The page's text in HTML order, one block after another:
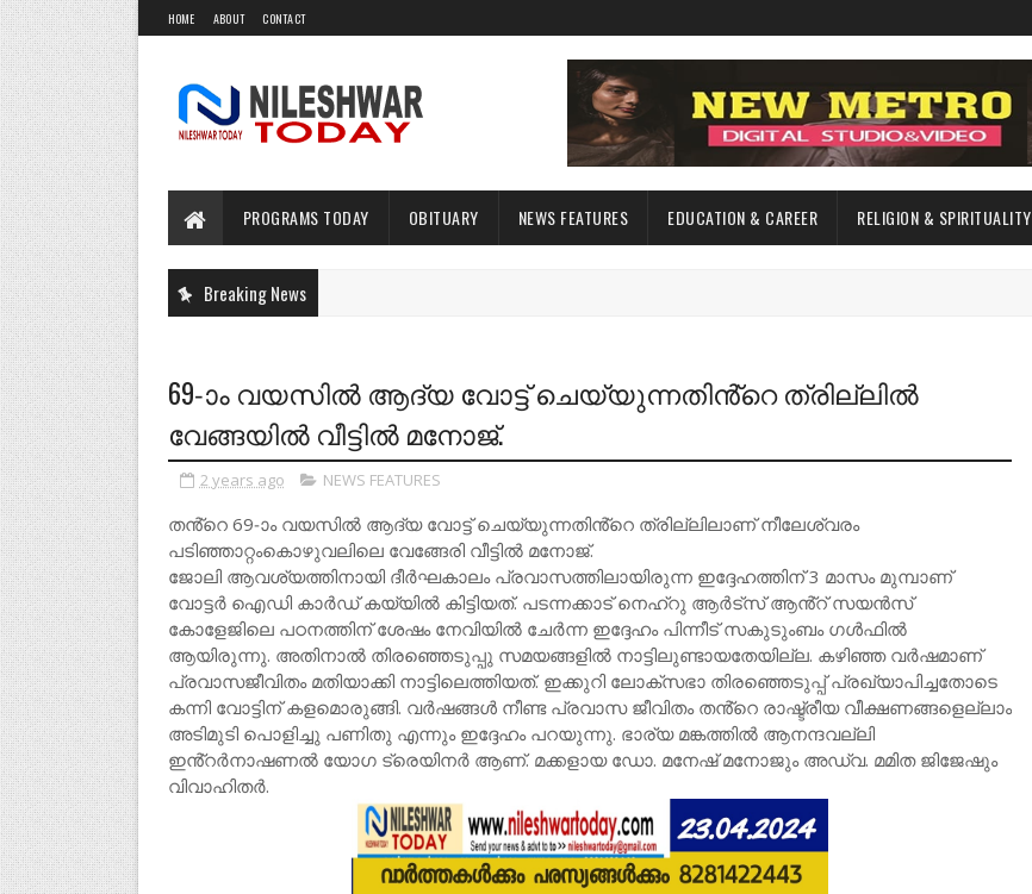
HOME ABOUT CONTACT
PROGRAMS TODAY OBITUARY NEWS FEATURES EDUCATION & CAREER RELIGION & SPIRITUALITY
Breaking News
69-ാം വയസിൽ ആദ്യ വോട്ട് ചെയ്യുന്നതിൻ്റെ ത്രില്ലിൽ
വേങ്ങയിൽ വീട്ടിൽ മനോജ്.
2 years ago NEWS FEATURES
തൻ്റെ 69-ാം വയസിൽ ആദ്യ വോട്ട് ചെയ്യുന്നതിൻ്റെ ത്രില്ലിലാണ് നീലേശ്വരം
പടിഞ്ഞാറ്റംകൊഴുവലിലെ വേങ്ങേരി വീട്ടിൽ മനോജ്.
ജോലി ആവശ്യത്തിനായി ദീർഘകാലം പ്രവാസത്തിലായിരുന്ന ഇദ്ദേഹത്തിന് 3 മാസം മുമ്പാണ്
വോട്ടർ ഐഡി കാർഡ് കയ്യിൽ കിട്ടിയത്. പടന്നക്കാട് നെഹ്റു ആർട്സ് ആൻ്റ് സയൻസ്
കോളേജിലെ പഠനത്തിന് ശേഷം നേവിയിൽ ചേർന്ന ഇദ്ദേഹം പിന്നീട് സകുടുംബം ഗൾഫിൽ
ആയിരുന്നു. അതിനാൽ തിരഞ്ഞെടുപ്പു സമയങ്ങളിൽ നാട്ടിലുണ്ടായതേയില്ല. കഴിഞ്ഞ വർഷമാണ്
പ്രവാസജീവിതം മതിയാക്കി നാട്ടിലെത്തിയത്. ഇക്കുറി ലോക്സഭാ തിരഞ്ഞെടുപ്പ് പ്രഖ്യാപിച്ചതോടെ
കന്നി വോട്ടിന് കളമൊരുങ്ങി. വർഷങ്ങൾ നീണ്ട പ്രവാസ ജീവിതം തൻ്റെ രാഷ്ട്രീയ വീക്ഷണങ്ങളെല്ലാം
അടിമുടി പൊളിച്ചു പണിതു എന്നും ഇദ്ദേഹം പറയുന്നു. ഭാര്യ മങ്കത്തിൽ ആനന്ദവല്ലി
ഇൻ്റർനാഷണൽ യോഗ ട്രെയിനർ ആണ്. മക്കളായ ഡോ. മനേഷ് മനോജും അഡ്വ. മമിത ജിജേഷും
വിവാഹിതർ.